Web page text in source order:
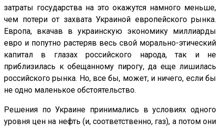
затраты государства на это окажутся намного меньше,
чем потери от захвата Украиной европейского рынка.
Европа, вкачав в украинскую экономику миллиарды
евро и попутно растеряв весь свой морально-этический
капитал в глазах российского народа, так и не
приблизилась к обещанному пирогу, да еще лишилась
российского рынка. Но, все бы, может, и ничего, если бы
не одно маленькое обстоятельство.
Решения по Украине принимались в условиях одного
уровня цен на нефть (и, соответственно, газ), а потом они